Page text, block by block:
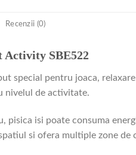
Recenzii (0)
Activity SBE522
special pentru joaca,
nivelul de activitate.
pisica isi poate consuma
si ofera multiple zone de